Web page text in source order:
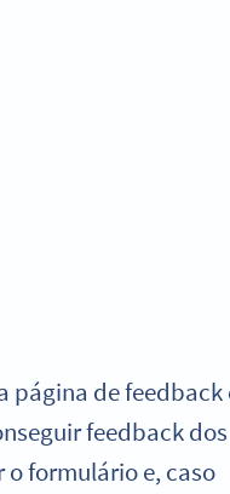
página de feedback
feedback dos
o formulário e, caso